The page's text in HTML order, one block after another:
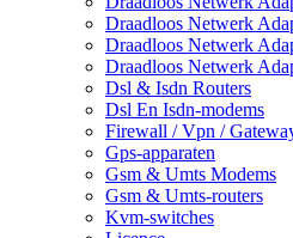
Draadloos Netwerk
Draadloos Netwerk
Draadloos Netwerk
Dsl & Isdn Routers
Dsl En Isdn-modems
Firewall / Vpn /
Gps-apparaten
Gsm & Umts Modems
Gsm & Umts-routers
Kvm-switches